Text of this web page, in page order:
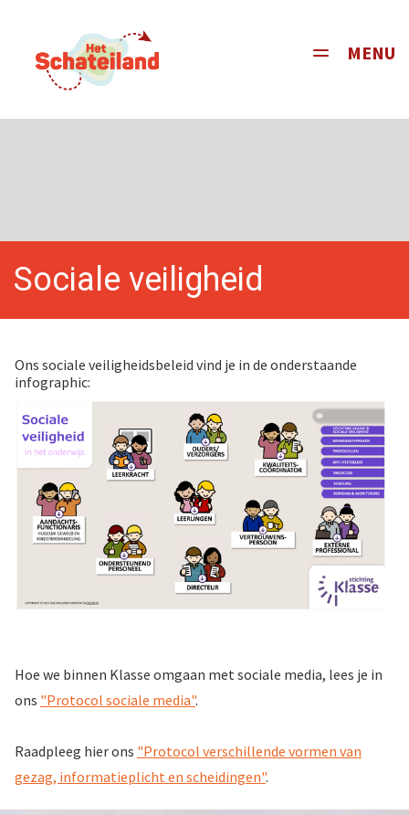
Toggle
MENU
Sociale veiligheid
Ons sociale veiligheidsbeleid vind je in de onderstaande
infographic:
Hoe we binnen Klasse omgaan met sociale media, lees je in
ons "Protocol sociale media".
Raadpleeg hier ons "Protocol verschillende vormen van
gezag, informatieplicht en scheidingen".